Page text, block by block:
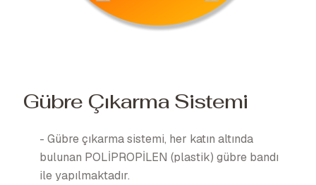
Gübre Çıkarma Sistemi
- Gübre çıkarma sistemi, her katın altında
bulunan POLİPROPİLEN (plastik) gübre bandı
ile yapılmaktadır.